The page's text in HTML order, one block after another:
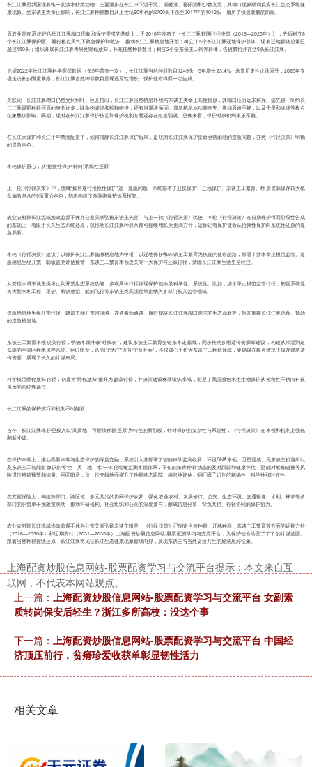
长江江豚是我国现有惟一的淡水鲸类动物，主要漫步在长江中下流干流、洞庭湖、鄱阳湖和少数支流，其糊口现象顺利反应长江生态系统健
康现象。受东谈主类举止影响，长江江豚种群数目从上世纪90年代的2700头下跌至2017年的1012头，履历了快速衰败的阶段。
原农业部在系统评估长江江豚糊口现象和保护需求的基础上，于2016年发布了《长江江豚转圜行径决策（2016—2025年）》，先后树立8
个长江江豚保护区，履行极点天气下救急保护和救济，推动长江江豚栖息地开荒；树立了5个长江江豚迁地保护群体，现有迁地群体总量已
越过150头；组织开展长江江豚考研性野化放归，补充任然种群数目；树立2个全东谈主工饲养群体，告捷繁衍并存活5头长江江豚。
凭据2022年长江江豚科学窥探数据（每5年普查一次），长江江豚当然种群数目1249头，5年增长23.4%，杀青历史性止跌回升；2025年专
项走访初步限度暴露，长江江豚当然种群数目呈现还原性增长，保护使命得回一定告成。
关联词，长江江豚糊口仍然受到恫吓。巨匠指出，长江江豚当然栖息环境与东谈主类举止高度肖似，其糊口压力远未摈斥。据先容，制约长
江江豚原野种群还原的身分许多，除杂物缠绕和船舶碰撞，还有河漫滩顽固、遑急栖息地功能丧失、搬动通谈不畅，以及干旱和冰冻等极点
征象叠加影响。同期，现时在长江江豚保护技艺和保护机制方面还存在短板弱项。总体来看，保护时事仍约束乐不雅。
在长江大保护和长江十年禁渔配景下，如何清静长江江豚保护后果，是现时长江江豚保护使命亟待治理的遑急问题，亦然《行径决策》明确
的遑急本色。
本轮保护重心，从“抢救性保护”转向“系统性还原”
上一轮《行径决策》中，围绕“如何履行抢救性保护”这一遑急问题，系统部署了赶快保护、迁地保护、东谈主工繁育、种质资源保存四大概
念偏激包含的9项重心本色，初步构建了多脉络保护体系框架。
农业农村部长江流域渔政监督不休办公室关联弘扬东谈主先容，与上一轮《行径决策》比较，本轮《行径决策》在前期保护得回阶段性告成
的基础上，着眼于长久生态系统还原，以推动长江江豚种群杀青可握续增长为更高方针，这标记着保护使命从抢救性保护向系统性还原的遑
急鼎新。
本轮《行径决策》建议了以保护长江江豚偏激栖息地为中枢，以迁地保护和东谈主工繁育为扶直的使命想路，部署了涉水举止模范监管、遑
急栖息生境开荒、聪敏监测评估预警、东谈主工繁育本领攻关等十大保护与还原行径，清除长江江豚生活史全经过。
从管控水域东谈主类举止到开荒生态系统功能，多项具体行径体现保护使命的科学性、系统性。比如，涉水举止模范监管行径，初度系统性
将大型水利工程、采砂、航谈整治、船舶飞行等东谈主类高强度举止纳入多部门长入监管领域。
遑急栖息地生境开荒行径，建议主动开荒河漫滩、连通搬动通谈、履行稳妥长江江豚糊口需求的生态鼎新等，旨在重建长江江豚觅食、抚幼
的遑急栖息地。
东谈主工繁育本领攻关行径，明确本领冲破“时候表”，建议东谈主工繁育全链条本走漏线，同步推动多维遗传资源库建设，构建从常温到超
低温的全温区样本保存系统。巨匠暗意，从“以护为主”迈向“护育并吞”，不仅成心于扩大东谈主工种群领域，更确保在极点情况下保存遑急遗
传资源，展现了长久的计谋布局。
科学模范野化放归行径，初度将“野化放归”擢升为寥寂行径，并决策建设稀薄锻练水域，彰显了我国濒危水生生物保护从抢救性干扰向科技
引颈的系统性越过。
长江江豚的保护技巧和机制不时翻新
当今，长江江豚保护已投入以“高质地、可握续种群还原”为特色的新阶段，针对保护的复杂性与系统性，《行径决策》在本领和机制上强化
翻新冲破。
在保护本领上，推动高新本领与生态保护的深度交融，系统引入并部署了智能声学监测收罗、环境DNA本领、卫星遥感、无东谈主机巡缉以
及东谈主工智能影像识别等“空—天—地—水”一体化聪敏监测本领体系，不仅能杀青种群动态的及时跟踪和健康评估，更能对船舶碰撞等风
险进行精确预警和掂量。巨匠暗意，这一行变极地面擢升了种群动态跟踪、栖息地评估、恫吓因子识别的精确性、科学性和时效性。
在支握保险上，构建跨部门、跨区域、多元共治的协同保护收罗，强化农业农村、发展修订、公安、生态环境、交通输送、水利、林草等多
部门的职责单干预政策联动，推动科研机构、社会组织和公众的深度参与，酿成信息分享、背负共担、行径协同的保护协力。
农业农村部长江流域渔政监督不休办公室关联弘扬东谈主暗意，《行径决策》已制定当然种群、迁地种群、东谈主工繁育等方面的近期方针
（2026—2030年）和远期方针（2031—2035年）上海配资炒股信息网站-股票配资学习与交流平台，为保护使命绘图了了了的计谋蓝图。
跟着当然种群握续还原，长江江豚将见证长江生态健康现象握续向好，展现东谈主与当然妥洽共生的好意思好征象。
上海配资炒股信息网站-股票配资学习与交流平台提示：本文来自互
联网，不代表本网站观点。
上一篇： 上海配资炒股信息网站-股票配资学习与交流平台 女副素
质转岗保安后轻生？浙江多所高校：没这个事
下一篇： 上海配资炒股信息网站-股票配资学习与交流平台 中国经
济顶压前行，贫瘠珍爱收获单彰显韧性活力
相关文章深证成指